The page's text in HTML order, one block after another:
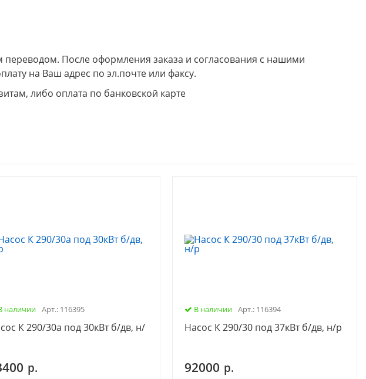
После оформления заказа и согласования с нашими
на Ваш адрес по эл.почте или факсу.
либо оплата по банковской карте
наличии Арт.: 116395
К 290/30а под 30кВт б/дв, н/
р.
В наличии Арт.: 116394
Насос К 290/30 под 37кВт б/дв, н/р
92000 р.